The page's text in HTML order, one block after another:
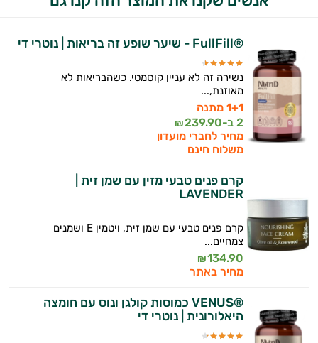
®FullFill - שיער שופע זה בריאות | נוטרי די
נשירה זה לא עניין קוסמטי. כשהבריאות לא
מאוזנת,...
1+1 מתנה
2 ב-
239.90
₪
מחיר לחברי מועדון
משלוח חינם
קרם פנים טבעי מזין עם שמן זית |
LAVENDER
קרם פנים טבעי עם שמן זית, ויטמין E ושמנים
צמחיים...
134.90
₪
מחיר באתר
®VENUS כמוסות קולגן ונוס עם חומצה
היאלורונית | נוטרי די
אני כאן כדי לעזור לך להתאים את תוספי
ולמצב הגופני שלך, ולהסביר לך אילו רכיבים
עובדים יחד כדי למקסם תוצאות גם בחיי היום
יום וגם בתחום הכושר והספורט.
המטרה שלי היא להתאים עבורך המלצות
אישיות מבוססות מדעית.
זה הזמן להתחיל. איך אוכל לעזור?